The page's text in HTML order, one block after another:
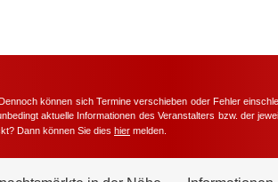
können sich Termine verschieben oder Fehler
aktuelle Informationen des Veranstalters bzw. der
Dann können Sie dies hier melden.